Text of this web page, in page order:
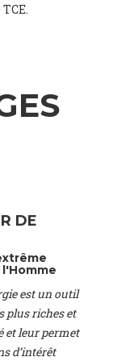
of Natural
for Nature
of the
Janis Brizga -
-
Director
-Responsable
Mr.
of Latvia
Carbon and
DE
est un outil
plus riches et
et leur permet
d’intérêt